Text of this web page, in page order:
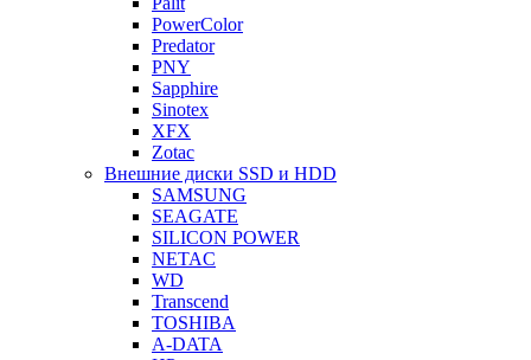
PowerColor
Predator
PNY
Sapphire
Sinotex
XFX
Zotac
Внешние диски SSD и HDD
SAMSUNG
SEAGATE
SILICON POWER
NETAC
WD
Transcend
TOSHIBA
A-DATA